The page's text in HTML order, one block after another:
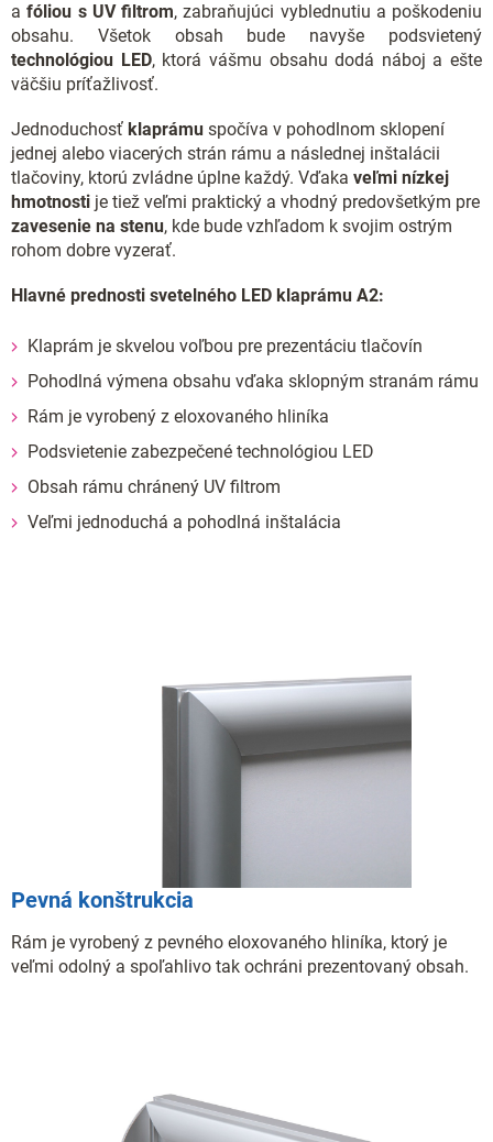
afóliou s UV filtrom, zabraňujúci vyblednutiu a poškodeniu
obsahu. Všetok obsah bude navyše podsvietený
technológiou LED, ktorá vášmu obsahu dodá náboj a ešte
väčšiu príťažlivosť.
Jednoduchosť klaprámu spočíva v pohodlnom sklopení
jednej alebo viacerých strán rámu a následnej inštalácii
tlačoviny, ktorú zvládne úplne každý. Vďaka veľmi nízkej
hmotnosti je tiež veľmi praktický a vhodný predovšetkým pre
zavesenie na stenu, kde bude vzhľadom k svojim ostrým
rohom dobre vyzerať.
Hlavné prednosti svetelného LED klaprámu A2:
Klaprám je skvelou voľbou pre prezentáciu tlačovín
Pohodlná výmena obsahu vďaka sklopným stranám rámu
Rám je vyrobený z eloxovaného hliníka
Podsvietenie zabezpečené technológiou LED
Obsah rámu chránený UV filtrom
Veľmi jednoduchá a pohodlná inštalácia
Pevná konštrukcia
Rám je vyrobený z pevného eloxovaného hliníka, ktorý je
veľmi odolný a spoľahlivo tak ochráni prezentovaný obsah.